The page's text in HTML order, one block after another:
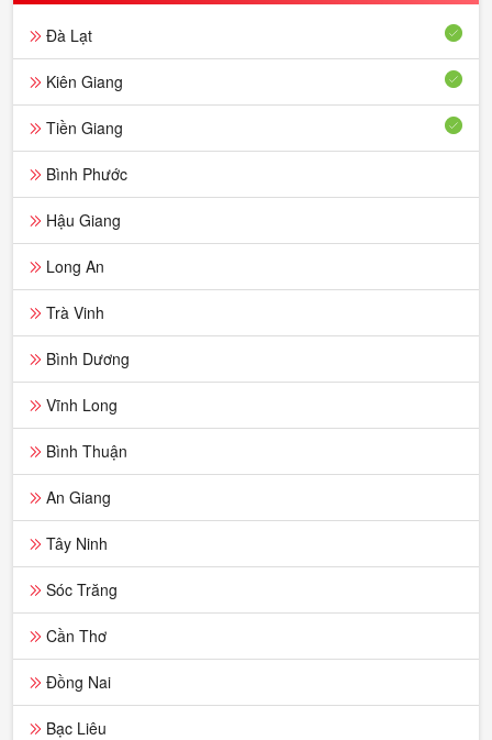
Đà Lạt
Kiên Giang
Tiền Giang
Bình Phước
Hậu Giang
Long An
Trà Vinh
Bình Dương
Vĩnh Long
Bình Thuận
An Giang
Tây Ninh
Sóc Trăng
Cần Thơ
Đồng Nai
Bạc Liêu